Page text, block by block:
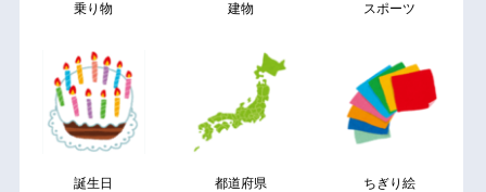
乗り物 建物 スポーツ
誕生日 都道府県 ちぎり絵